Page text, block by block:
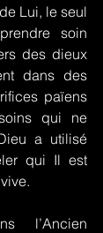
Lui, le seul
soin
des dieux
dans des
païens
qui ne
a utilisé
qui Il est
l’Ancien